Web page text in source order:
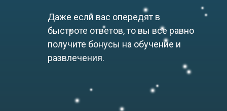
Даже если вас опередят в
быстроте ответов, то вы все равно
получите бонусы на обучение и
развлечения.